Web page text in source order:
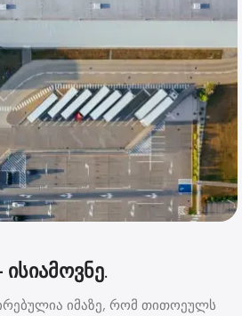
იმაზე, რომ თითოეულს